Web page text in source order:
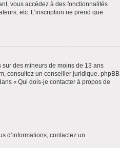
vous accédez à des fonctionnalités
etc. L’inscription ne prend que
des mineurs de moins de 13 ans
consultez un conseiller juridique. phpBB
« Qui dois-je contacter à propos de
d’informations, contactez un